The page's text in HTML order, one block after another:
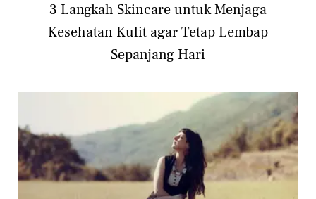
3 Langkah Skincare untuk Menjaga
Kesehatan Kulit agar Tetap Lembap
Sepanjang Hari